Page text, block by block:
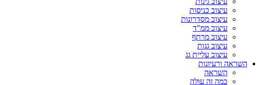
עיצוב כניסות
עיצוב מסדרונות
עיצוב ממ"ד
עיצוב מרתף
עיצוב גגות
עיצוב עליית גג
השראה ורעיונות
השראה
כמה זה עולה